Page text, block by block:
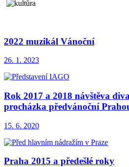
2022 muzikál Vánoční
26. 1. 2023
Rok 2017 a 2018 návštěva
procházka předvánoční
15. 6. 2020
Praha 2015 a předešlé roky